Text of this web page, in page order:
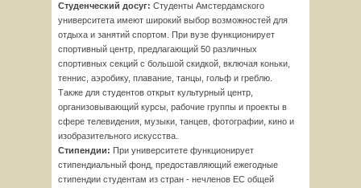
Студенческий досуг: Студенты Амстердамского
университета имеют широкий выбор возможностей для
отдыха и занятий спортом. При вузе функционирует
спортивный центр, предлагающий 50 различных
спортивных секций с большой скидкой, включая коньки,
теннис, аэробику, плавание, танцы, гольф и греблю.
Также для студентов открыт культурный центр,
организовывающий курсы, рабочие группы и проекты в
сфере телевидения, музыки, танцев, фотографии, кино и
изобразительного искусства.
Стипендии: При университете функционирует
стипендиальный фонд, предоставляющий ежегодные
стипендии студентам из стран - нечленов ЕС общей